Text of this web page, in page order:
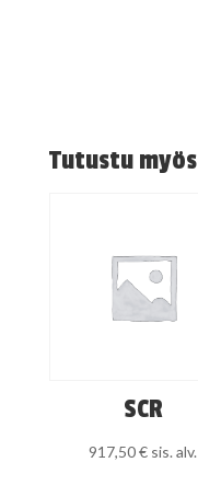
Tutustu myös
SCR
917,50€ sis. alv.